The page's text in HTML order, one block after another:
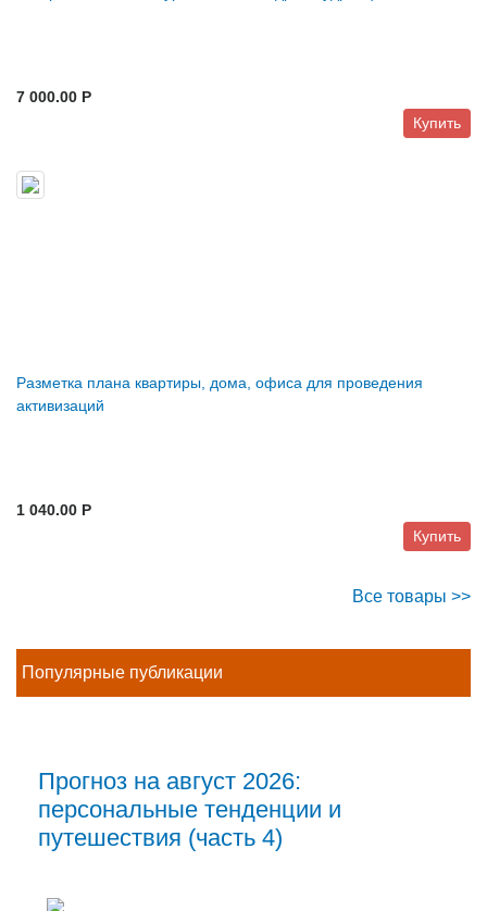
7 000.00 P
Купить
Разметка плана квартиры, дома, офиса для проведения
активизаций
1 040.00 P
Купить
Все товары >>
Популярные публикации
Прогноз на август 2026:
персональные тенденции и
путешествия (часть 4)